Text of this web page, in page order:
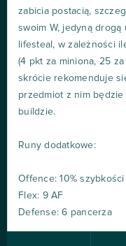
zabicia postacią,
swoim W, jedyną drogą
lifesteal, w zależności
(4 pkt za miniona, 25
skrócie rekomenduje
przedmiot z nim
buildzie.
Runy dodatkowe:
Offence: 10% szybkości
Flex: 9 AF
Defense: 6 pancerza